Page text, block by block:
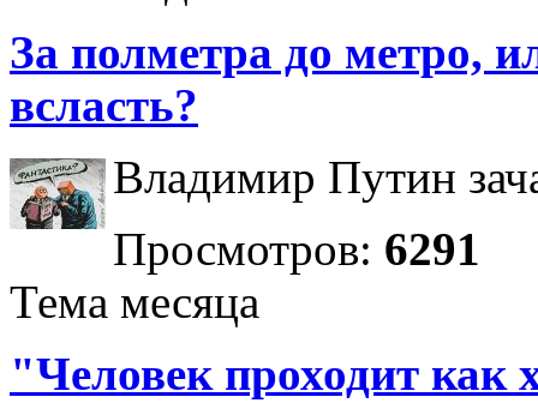
За полметра до метро,
всласть?
Владимир Путин
Просмотров: 6291
Тема месяца
"Человек проходит как